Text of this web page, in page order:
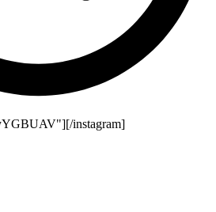
instagram]